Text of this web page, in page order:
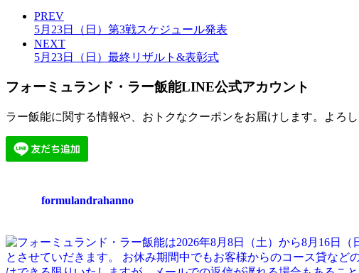
Message
PREV
5月23日（日）第3戦スケジュール発表
NEXT
5月23日（日）最終リザルト&表彰式
フォーミュランド・ラー飯能LINE公式アカウント
ラー飯能に関する情報や、おトクなクーポンをお届けします。よろ
formulandrahanno